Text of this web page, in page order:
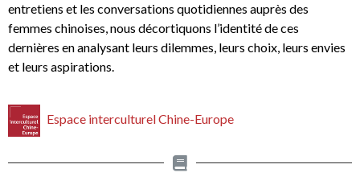
entretiens et les conversations quotidiennes auprès des
femmes chinoises, nous décortiquons l’identité de ces
dernières en analysant leurs dilemmes, leurs choix, leurs envies
et leurs aspirations.
Espace interculturel Chine-Europe